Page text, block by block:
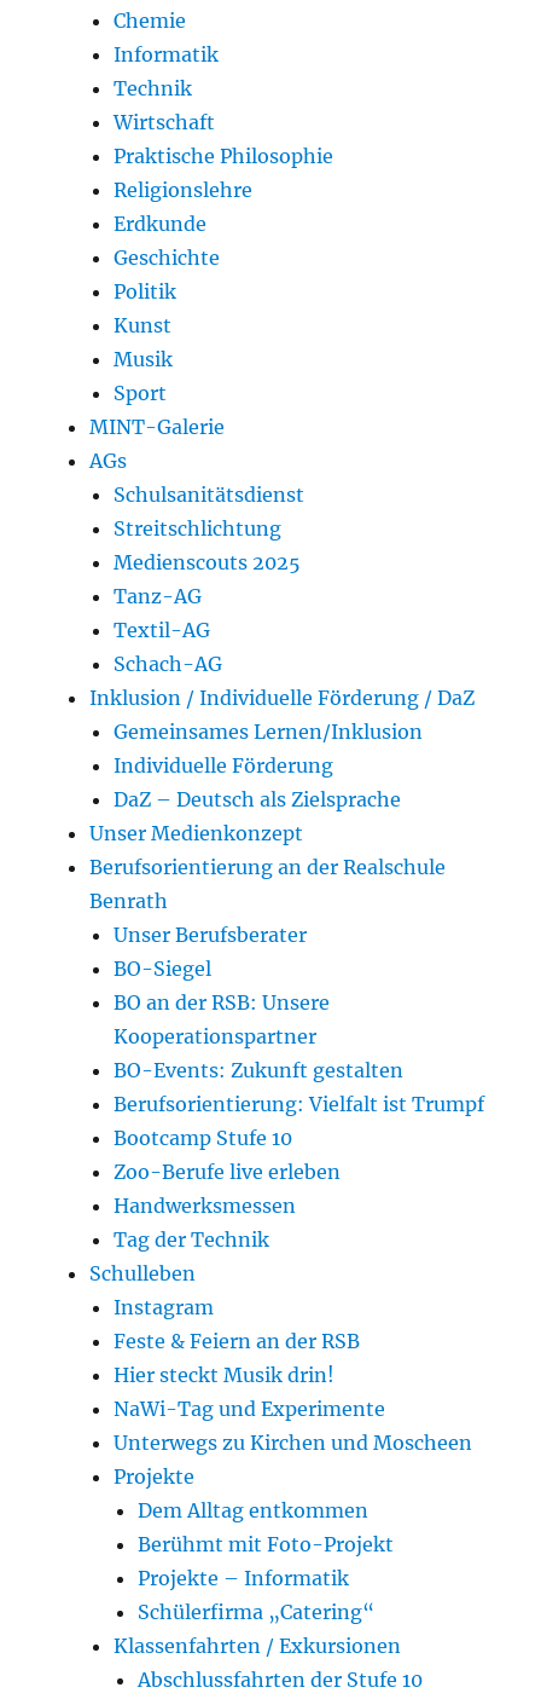
Chemie
Informatik
Technik
Wirtschaft
Praktische Philosophie
Religionslehre
Erdkunde
Geschichte
Politik
Kunst
Musik
Sport
MINT-Galerie
AGs
Schulsanitätsdienst
Streitschlichtung
Medienscouts 2025
Tanz-AG
Textil-AG
Schach-AG
Inklusion / Individuelle Förderung / DaZ
Gemeinsames Lernen/Inklusion
Individuelle Förderung
DaZ – Deutsch als Zielsprache
Unser Medienkonzept
Berufsorientierung an der Realschule
Benrath
Unser Berufsberater
BO-Siegel
BO an der RSB: Unsere
Kooperationspartner
BO-Events: Zukunft gestalten
Berufsorientierung: Vielfalt ist Trumpf
Bootcamp Stufe 10
Zoo-Berufe live erleben
Handwerksmessen
Tag der Technik
Schulleben
Instagram
Feste & Feiern an der RSB
Hier steckt Musik drin!
NaWi-Tag und Experimente
Unterwegs zu Kirchen und Moscheen
Projekte
Dem Alltag entkommen
Berühmt mit Foto-Projekt
Projekte – Informatik
Schülerfirma „Catering“
Klassenfahrten / Exkursionen
Abschlussfahrten der Stufe 10